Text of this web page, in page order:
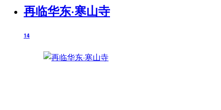
再临华东·寒山寺
14